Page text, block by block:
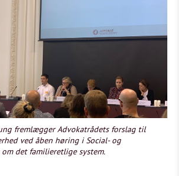
fremlægger Advokatrådets forslag til
ved åben høring i Social- og
det familieretlige system.